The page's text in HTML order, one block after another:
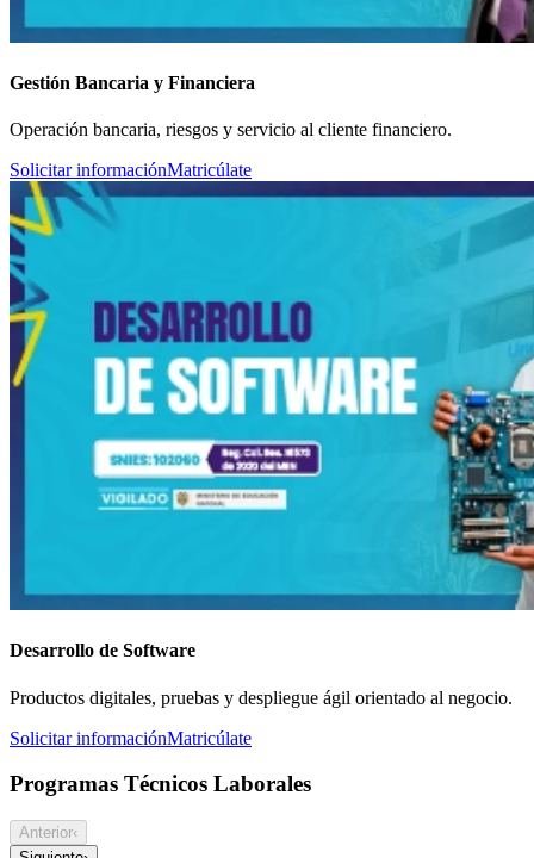
Gestión Bancaria y Financiera
Operación bancaria, riesgos y servicio al cliente financiero.
Solicitar informaciónMatricúlate
Desarrollo de Software
Productos digitales, pruebas y despliegue ágil orientado al negocio.
Solicitar informaciónMatricúlate
Programas Técnicos Laborales
Anterior‹